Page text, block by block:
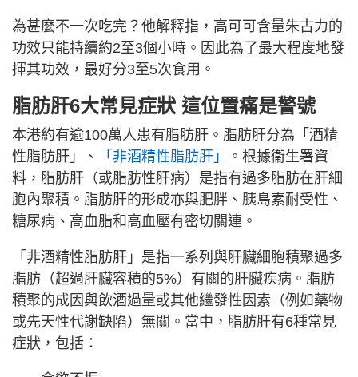
為甚麼不一次吃完？他解釋指，高可可含量朱古力的
功效只能持續約2至3個小時。因此為了最大程度地發
揮其功效，最好分3至5次食用。
脂肪肝6大常見症狀 這位置痛是警號
本港約有逾100萬人患有脂肪肝。脂肪肝分為「酒精
性脂肪肝」、
「非酒精性脂肪肝」
。根據衞生署資
料，脂肪肝（或脂肪性肝病）是指有過多脂肪在肝細
胞內聚積。脂肪肝的形成亦與肥胖、胰島素耐受性、
糖尿病、高血脂和高血壓有密切關連。
「非酒精性脂肪肝」是指一系列與肝臟細胞積聚過多
脂肪（超過肝臟容積的5%）有關的肝臟疾病。脂肪
積聚的成因與飲酒過量或其他繼發性因素（例如藥物
或先天性代謝缺陷）無關。當中，脂肪肝有6種常見
症狀，包括：